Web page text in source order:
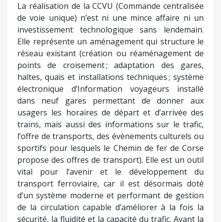
La réalisation de la CCVU (Commande centralisée
de voie unique) n’est ni une mince affaire ni un
investissement technologique sans lendemain.
Elle représente un aménagement qui structure le
réseau existant (création ou réaménagement de
points de croisement ; adaptation des gares,
haltes, quais et installations techniques ; système
électronique d’Information voyageurs installé
dans neuf gares permettant de donner aux
usagers les horaires de départ et d’arrivée des
trains, mais aussi des informations sur le trafic,
l’offre de transports, des évènements culturels ou
sportifs pour lesquels le Chemin de fer de Corse
propose des offres de transport). Elle est un outil
vital pour l’avenir et le développement du
transport ferroviaire, car il est désormais doté
d’un système moderne et performant de gestion
de la circulation capable d’améliorer à la fois la
sécurité, la fluidité et la capacité du trafic. Avant la